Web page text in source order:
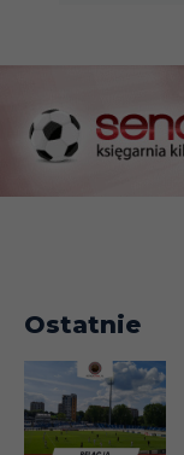
Ostatnie